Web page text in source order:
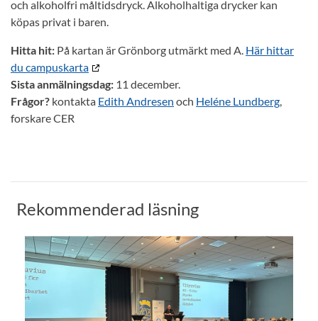
och alkoholfri måltidsdryck. Alkoholhaltiga drycker kan
köpas privat i baren.
Hitta hit: På kartan är Grönborg utmärkt med A. Här hittar
du campuskarta
Sista anmälningsdag: 11 december.
Frågor? kontakta Edith Andresen och Heléne Lundberg,
forskare CER
Rekommenderad läsning